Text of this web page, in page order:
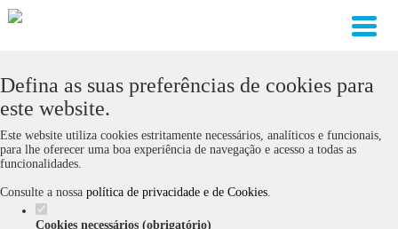
Defina as suas preferências de cookies para
este website.
Este website utiliza cookies estritamente necessários, analíticos e funcionais,
para lhe oferecer uma boa experiência de navegação e acesso a todas as
funcionalidades.
Consulte a nossa política de privacidade e de Cookies.
Cookies necessários (obrigatório)